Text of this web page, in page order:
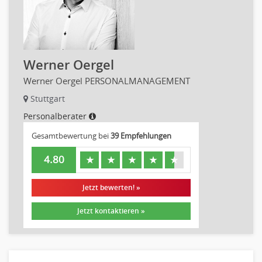
Technische Dokumentation
Technischer Systemplaner, Bauzeichner
Veranstaltungstechnik
Vertriebsingenieur
Wirtschaftsingenieur
Technisches Gebäudemanagement (TGM)
Anwendungsadministration
Consulting, Engineering
Data Warehouse, Business Intelligence
Datenbanken
Embedded Systems
Helpdesk
IT Leitung, Teamleitung
Projektmanagement
Werner Oergel
Werner Oergel PERSONALMANAGEMENT
Stuttgart
Personalberater
Gesamtbewertung bei39 Empfehlungen
4.80 ★ ★ ★ ★ ★
Jetzt bewerten! »
Jetzt kontaktieren »